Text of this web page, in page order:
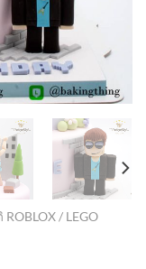
ROBLOX / LEGO